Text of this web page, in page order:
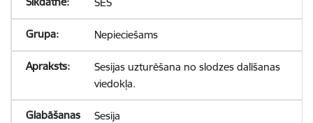
Nepieciešams
Sesijas uzturēšana no slodzes dalīšanas
viedokļa.
Sesija